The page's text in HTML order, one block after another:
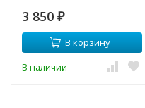
3 850 ₽
В корзину
В наличии